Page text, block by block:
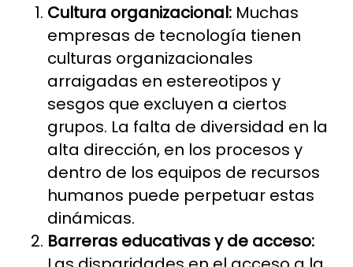
Cultura organizacional: Muchas
empresas de tecnología tienen
culturas organizacionales
arraigadas en estereotipos y
sesgos que excluyen a ciertos
grupos. La falta de diversidad en la
alta dirección, en los procesos y
dentro de los equipos de recursos
humanos puede perpetuar estas
dinámicas.
Barreras educativas y de acceso: